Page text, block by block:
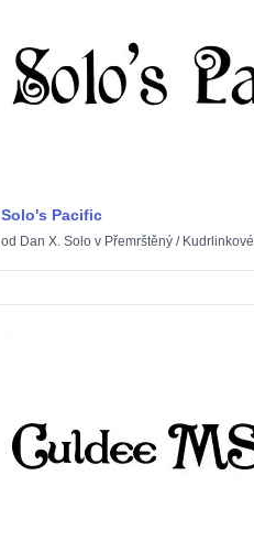
Solo's Pacific
od Dan X. Solov Přemrštěný/ Kudrlinkové